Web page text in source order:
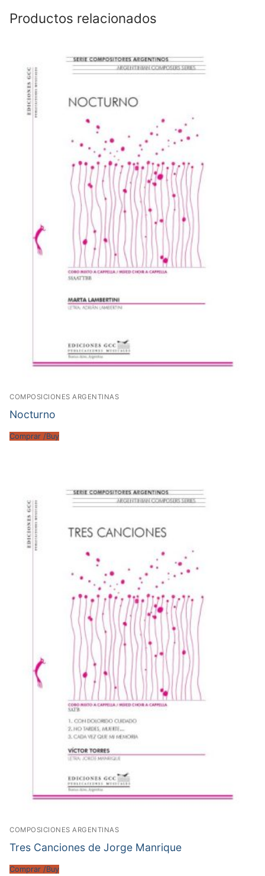
Productos relacionados
COMPOSICIONES ARGENTINAS
Nocturno
Comprar /Buy
COMPOSICIONES ARGENTINAS
Tres Canciones de Jorge Manrique
Comprar /Buy